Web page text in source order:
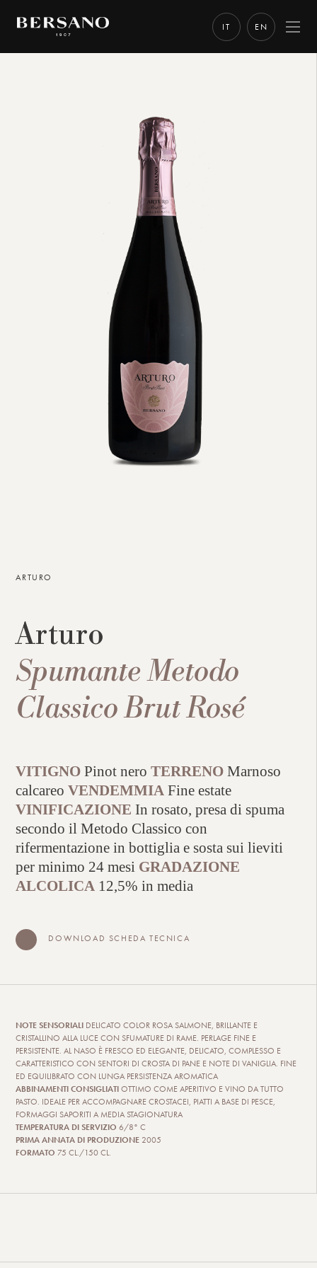
IT EN
ARTURO
Arturo
Spumante Metodo
Classico Brut Rosé
VITIGNO Pinot nero TERRENO Marnoso
calcareo VENDEMMIA Fine estate
VINIFICAZIONE In rosato, presa di spuma
secondo il Metodo Classico con
rifermentazione in bottiglia e sosta sui lieviti
per minimo 24 mesi GRADAZIONE
ALCOLICA 12,5% in media
DOWNLOAD SCHEDA TECNICA
NOTE SENSORIALI DELICATO COLOR ROSA SALMONE, BRILLANTE E
CRISTALLINO ALLA LUCE CON SFUMATURE DI RAME. PERLAGE FINE E
PERSISTENTE. AL NASO È FRESCO ED ELEGANTE, DELICATO, COMPLESSO E
CARATTERISTICO CON SENTORI DI CROSTA DI PANE E NOTE DI VANIGLIA. FINE
ED EQUILIBRATO CON LUNGA PERSISTENZA AROMATICA
ABBINAMENTI CONSIGLIATIOTTIMO COME APERITIVO E VINO DA TUTTO
PASTO. IDEALE PER ACCOMPAGNARE CROSTACEI, PIATTI A BASE DI PESCE,
FORMAGGI SAPORITI A MEDIA STAGIONATURA
TEMPERATURA DI SERVIZIO 6/8° C
PRIMA ANNATA DI PRODUZIONE 2005
FORMATO 75 CL./150 CL.